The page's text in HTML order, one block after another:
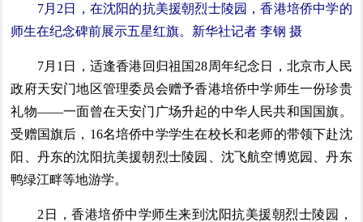
7月2日，在沈阳的抗美援朝烈士陵园，香港培侨中学的
师生在纪念碑前展示五星红旗。新华社记者 李钢 摄
7月1日，适逢香港回归祖国28周年纪念日，北京市人民
政府天安门地区管理委员会赠予香港培侨中学师生一份珍贵
礼物——一面曾在天安门广场升起的中华人民共和国国旗。
受赠国旗后，16名培侨中学学生在校长和老师的带领下赴沈
阳、丹东的沈阳抗美援朝烈士陵园、沈飞航空博览园、丹东
鸭绿江畔等地游学。
2日，香港培侨中学师生来到沈阳抗美援朝烈士陵园，